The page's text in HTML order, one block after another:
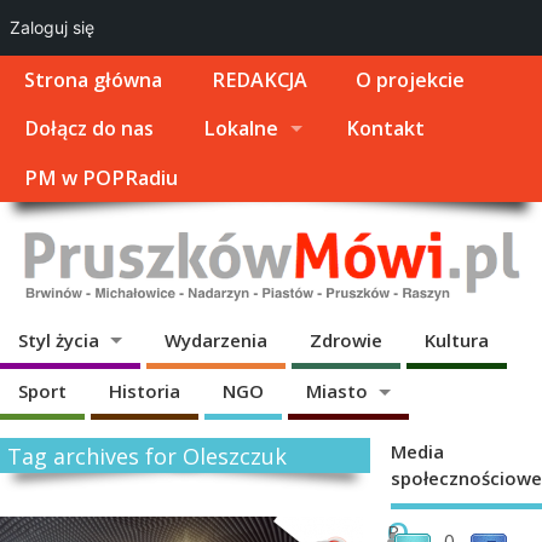
Strona główna REDAKCJA
O projekcie
Dołącz do nas
Lokalne
Kontakt
PM w POPRadiu
Styl życia Wydarzenia Zdrowie Kultura
Sport Historia NGO Miasto
Tag archives for Oleszczuk
O
P
Media
społecznościowe
Zaloguj się